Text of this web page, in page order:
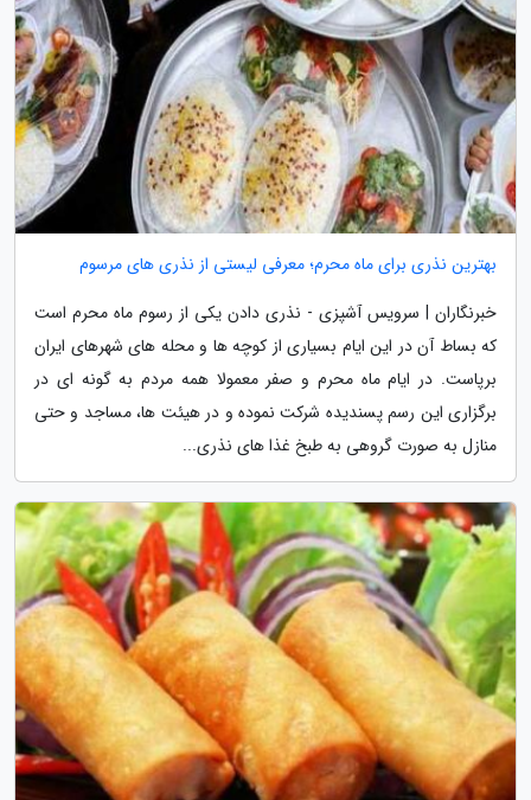
بهترین نذری برای ماه محرم؛ معرفی لیستی از نذری های مرسوم
خبرنگاران | سرویس آشپزی - نذری دادن یکی از رسوم ماه محرم است
که بساط آن در این ایام بسیاری از کوچه ها و محله های شهرهای ایران
برپاست. در ایام ماه محرم و صفر معمولا همه مردم به گونه ای در
برگزاری این رسم پسندیده شرکت نموده و در هیئت ها، مساجد و حتی
منازل به صورت گروهی به طبخ غذا های نذری...